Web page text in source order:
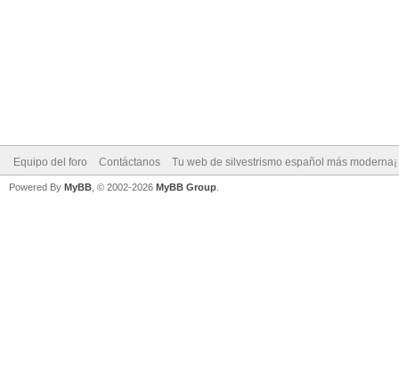
Equipo del foro Contáctanos Tu web de silvestrismo español más moderna¡
Powered By MyBB , © 2002-2026 MyBB Group